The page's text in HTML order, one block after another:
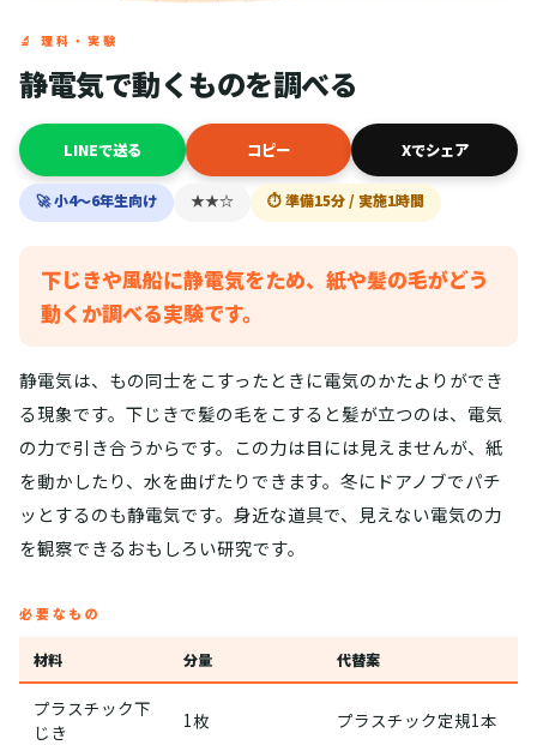
🔬 理科・実験
静電気で動くものを調べる
LINEで送る コピー Xでシェア
🚀 小4〜6年生向け ★★☆ ⏱ 準備15分 / 実施1時間
下じきや風船に静電気をため、紙や髪の毛がどう
動くか調べる実験です。
静電気は、もの同士をこすったときに電気のかたよりができ
る現象です。下じきで髪の毛をこすると髪が立つのは、電気
の力で引き合うからです。この力は目には見えませんが、紙
を動かしたり、水を曲げたりできます。冬にドアノブでパチ
ッとするのも静電気です。身近な道具で、見えない電気の力
を観察できるおもしろい研究です。
必要なもの
材料 分量 代替案
プラスチック下
じき
1枚 プラスチック定規1本